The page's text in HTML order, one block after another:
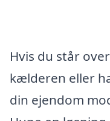
Hvis du står
kælderen eller
din ejendom